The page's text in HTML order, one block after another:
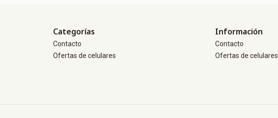
Categorías
Contacto
Ofertas de celulares
Información
Contacto
Ofertas de celulares